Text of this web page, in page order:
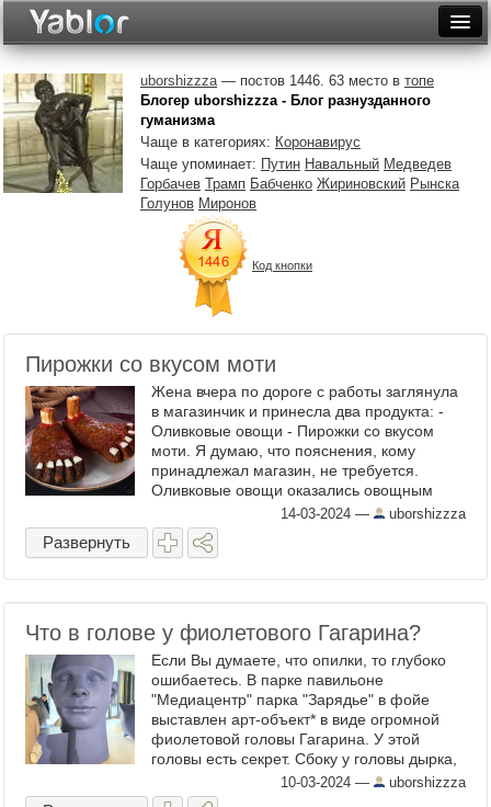
Неделя
Месяц
Рейтинги
Архив
Фототоп
uborshizzza— постов 1446. 63 место в топе
Блогер uborshizzza - Блог разнузданного
гуманизма
Чаще в категориях: Коронавирус
Чаще упоминает: Путин Навальный Медведев
Горбачев Трамп Бабченко Жириновский Рынска
Голунов Миронов
Код кнопки
Пирожки со вкусом моти
Жена вчера по дороге с работы заглянула
в магазинчик и принесла два продукта: -
Оливковые овощи - Пирожки со вкусом
моти. Я думаю, что пояснения, кому
принадлежал магазин, не требуется.
Оливковые овощи оказались овощным
салатом с оливками. Пирожки со вкусом
моти – совсем не пирожки, ...
14-03-2024 — uborshizzza
Развернуть
Что в голове у фиолетового Гагарина?
Если Вы думаете, что опилки, то глубоко
ошибаетесь. В парке павильоне
"Медиацентр" парка "Зарядье" в фойе
выставлен арт-объект* в виде огромной
фиолетовой головы Гагарина. У этой
головы есть секрет. Сбоку у головы дырка,
и если туда заглянуть, то можно увидеть
что в ...
10-03-2024 — uborshizzza